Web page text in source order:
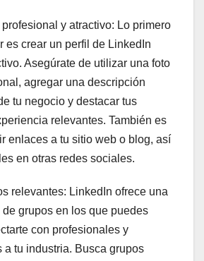
y atractivo: Lo primero
es crear un perfil de LinkedIn
Asegúrate de utilizar una foto
agregar una descripción
tu negocio y destacar tus
relevantes. También es
enlaces a tu sitio web o blog, así
en otras redes sociales.
relevantes: LinkedIn ofrece una
grupos en los que puedes
con profesionales y
a tu industria. Busca grupos